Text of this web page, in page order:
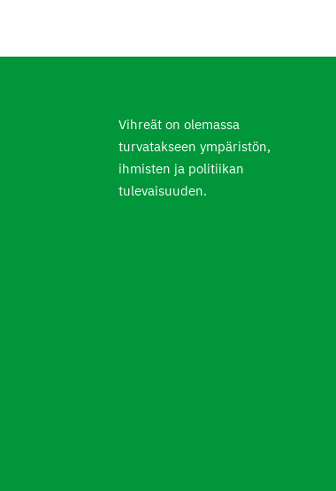
Vihreät on olemassa
turvatakseen ympäristön,
ihmisten ja politiikan
tulevaisuuden.